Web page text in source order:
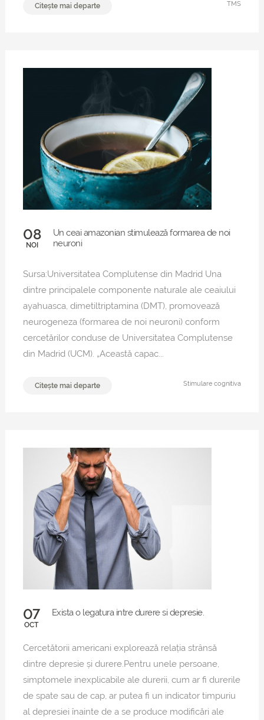
Citește mai departe TMS
08
NOI
Un ceai amazonian stimulează formarea de noi
neuroni
Sursa:Universitatea Complutense din Madrid Una
dintre principalele componente naturale ale ceaiului
ayahuasca, dimetiltriptamina (DMT), promovează
neurogeneza (formarea de noi neuroni) conform
cercetărilor conduse de Universitatea Complutense
din Madrid (UCM). „Această capac...
Citește mai departe Stimulare cognitiva
07
OCT
Exista o legatura intre durere si depresie.
Cercetătorii americani explorează relația strânsă
dintre depresie și durere.Pentru unele persoane,
simptomele inexplicabile ale durerii, cum ar fi durerile
de spate sau de cap, ar putea fi un indicator timpuriu
al depresiei înainte de a se produce modificări ale